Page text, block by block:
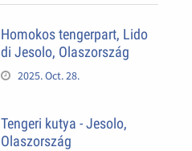
Homokos tengerpart, Lido
di Jesolo, Olaszország
2025. Oct. 28.
Tengeri kutya - Jesolo,
Olaszország